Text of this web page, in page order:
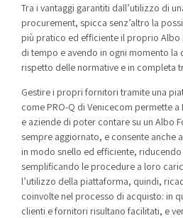
Tra i vantaggi garantiti dall’utilizzo di
procurement, spicca senz’altro la
più pratico ed efficiente il proprio
di tempo e avendo in ogni momento la
rispetto delle normative e in completa
Gestire i propri fornitori tramite una
come PRO-Q di Venicecom permette
e aziende di poter contare su un Albo
sempre aggiornato, e consente
in modo snello ed efficiente,
semplificando le procedure a loro
l’utilizzo della piattaforma, quindi,
coinvolte nel processo di acquisto: in
clienti e fornitori risultano facilitati, e